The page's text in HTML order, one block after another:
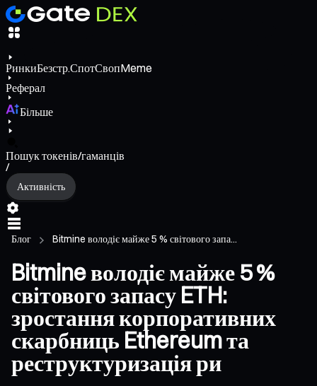
РинкиБезстр.СпотСвопMeme
Реферал
Більше
Пошук токенів/гаманців
/
Активність
Блог Bitmine володіє майже 5 % світового запа...
Bitmine володіє майже 5 %
світового запасу ETH:
зростання корпоративних
скарбниць Ethereum та
реструктуризація ри